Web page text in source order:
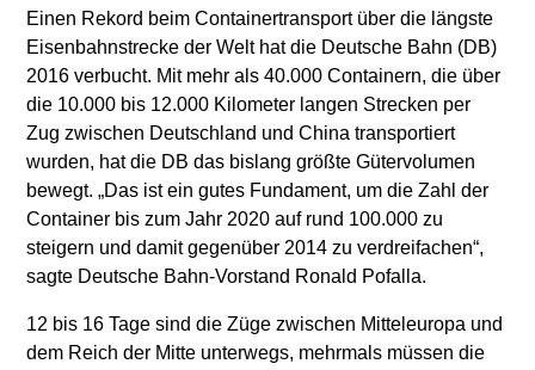
Einen Rekord beim Containertransport über die längste
Eisenbahnstrecke der Welt hat die Deutsche Bahn (DB)
2016 verbucht. Mit mehr als 40.000 Containern, die über
die 10.000 bis 12.000 Kilometer langen Strecken per
Zug zwischen Deutschland und China transportiert
wurden, hat die DB das bislang größte Gütervolumen
bewegt. „Das ist ein gutes Fundament, um die Zahl der
Container bis zum Jahr 2020 auf rund 100.000 zu
steigern und damit gegenüber 2014 zu verdreifachen“,
sagte Deutsche Bahn-Vorstand Ronald Pofalla.
12 bis 16 Tage sind die Züge zwischen Mitteleuropa und
dem Reich der Mitte unterwegs, mehrmals müssen die